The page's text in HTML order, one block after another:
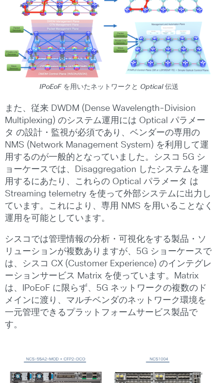
IPoEoF を用いたネットワークと Optical 伝送
また、従来 DWDM (Dense Wavelength-Division
Multiplexing) のシステム運用には Optical パラメー
タ の設計・監視が必須であり、ベンダーの専用の
NMS (Network Management System) を利用して運
用するのが一般的となっていました。シスコ 5G シ
ョーケースでは、Disaggregation したシステムを運
用するにあたり、これらの Optical パラメータ は
Streaming telemetry を使って外部システムに出力し
ています。これにより、専用 NMS を用いることなく
運用を可能としています。
シスコでは管理情報の分析・可視化をする製品・ソ
リューションが複数ありますが、5G ショーケースで
は、シスコ CX (Customer Experience) のインテグレ
ーションサービス Matrix を使っています。Matrix
は、IPoEoF に限らず、5G ネットワークの複数のド
メインに渡り、マルチベンダのネットワーク環境を
一元管理できるプラットフォームサービス製品で
す。